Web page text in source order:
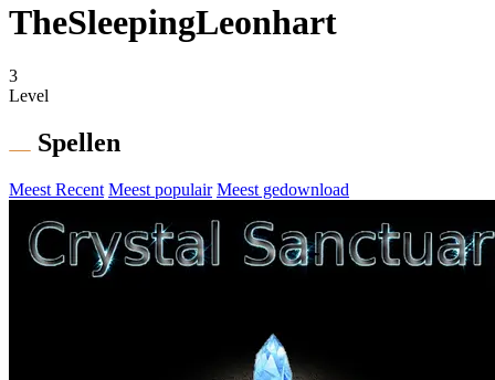
TheSleepingLeonhart
3
Level
Spellen
Meest Recent Meest populair Meest gedownload